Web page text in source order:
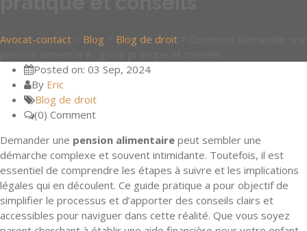
Avocat-contact Blog Blog de droit
Posted on: 03 Sep, 2024
By Eric
Blog de droit
(0) Comment
Demander une pension alimentaire peut sembler une
démarche complexe et souvent intimidante. Toutefois, il est
essentiel de comprendre les étapes à suivre et les implications
légales qui en découlent. Ce guide pratique a pour objectif de
simplifier le processus et d’apporter des conseils clairs et
accessibles pour naviguer dans cette réalité. Que vous soyez